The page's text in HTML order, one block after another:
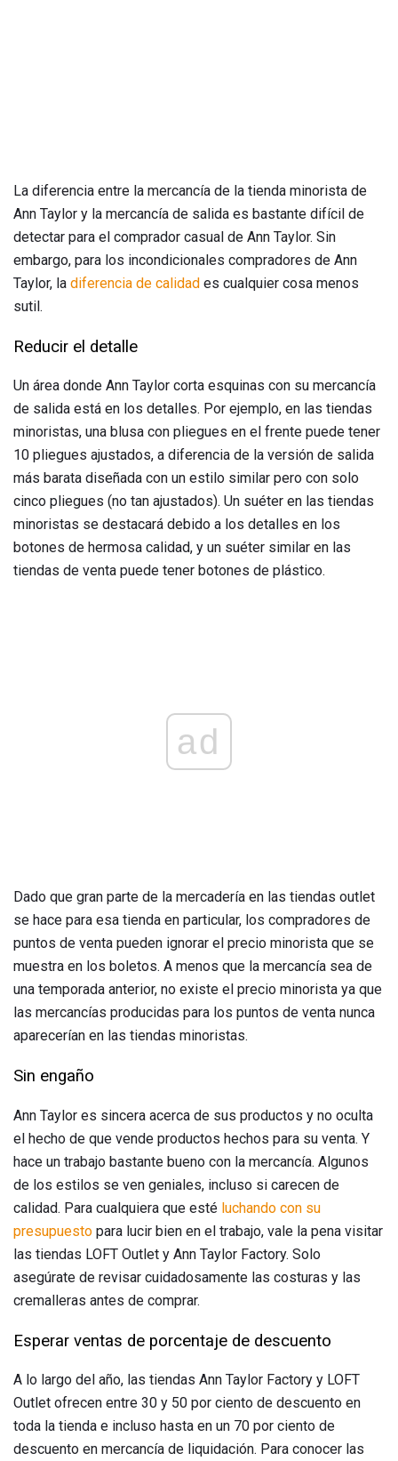
La diferencia entre la mercancía de la tienda minorista de
Ann Taylor y la mercancía de salida es bastante difícil de
detectar para el comprador casual de Ann Taylor. Sin
embargo, para los incondicionales compradores de Ann
Taylor, la diferencia de calidad es cualquier cosa menos
sutil.
Reducir el detalle
Un área donde Ann Taylor corta esquinas con su mercancía
de salida está en los detalles. Por ejemplo, en las tiendas
minoristas, una blusa con pliegues en el frente puede tener
10 pliegues ajustados, a diferencia de la versión de salida
más barata diseñada con un estilo similar pero con solo
cinco pliegues (no tan ajustados). Un suéter en las tiendas
minoristas se destacará debido a los detalles en los
botones de hermosa calidad, y un suéter similar en las
tiendas de venta puede tener botones de plástico.
ad
Dado que gran parte de la mercadería en las tiendas outlet
se hace para esa tienda en particular, los compradores de
puntos de venta pueden ignorar el precio minorista que se
muestra en los boletos. A menos que la mercancía sea de
una temporada anterior, no existe el precio minorista ya que
las mercancías producidas para los puntos de venta nunca
aparecerían en las tiendas minoristas.
Sin engaño
Ann Taylor es sincera acerca de sus productos y no oculta
el hecho de que vende productos hechos para su venta. Y
hace un trabajo bastante bueno con la mercancía. Algunos
de los estilos se ven geniales, incluso si carecen de
calidad. Para cualquiera que esté luchando con su
presupuesto para lucir bien en el trabajo, vale la pena visitar
las tiendas LOFT Outlet y Ann Taylor Factory. Solo
asegúrate de revisar cuidadosamente las costuras y las
cremalleras antes de comprar.
Esperar ventas de porcentaje de descuento
A lo largo del año, las tiendas Ann Taylor Factory y LOFT
Outlet ofrecen entre 30 y 50 por ciento de descuento en
toda la tienda e incluso hasta en un 70 por ciento de
descuento en mercancía de liquidación. Para conocer las